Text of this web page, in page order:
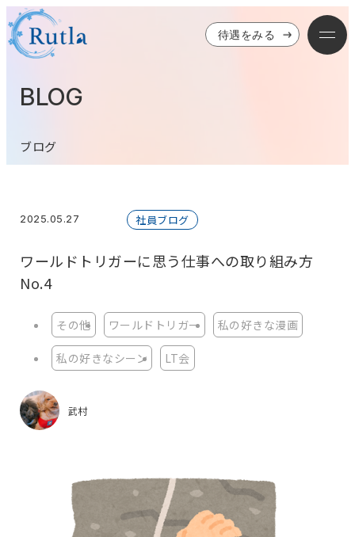
待遇をみる
BLOG
ブログ
2025.05.27 社員ブログ
ワールドトリガーに思う仕事への取り組み方
No.4
その他 ワールドトリガー 私の好きな漫画
私の好きなシーン LT会
武村